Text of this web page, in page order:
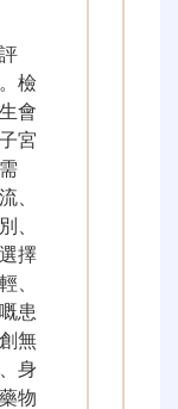
檢
會
宮
、
、
擇
、
患
無
身
物